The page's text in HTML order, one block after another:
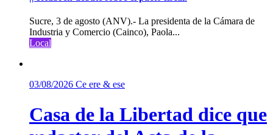
Sucre, 3 de agosto (ANV).- La presidenta de la Cámara de
Industria y Comercio (Cainco), Paola...
Local
03/08/2026 Ce ere & ese
Casa de la Libertad dice que